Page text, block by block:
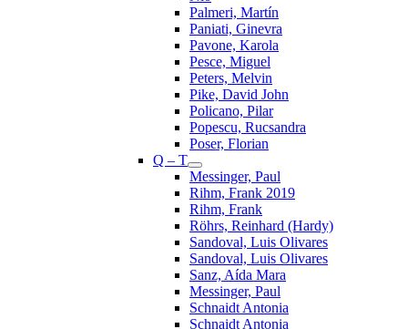
Palmeri, Martín
Paniati, Ginevra
Pavone, Karola
Pesce, Miguel
Peters, Melvin
Pike, David John
Policano, Pilar
Popescu, Rucsandra
Poser, Florian
Q – T
Messinger, Paul
Rihm, Frank 2019
Rihm, Frank
Röhrs, Reinhard (Hardy)
Sandoval, Luis Olivares
Sandoval, Luis Olivares
Sanz, Aída Mara
Messinger, Paul
Schnaidt Antonia
Schnaidt Antonia